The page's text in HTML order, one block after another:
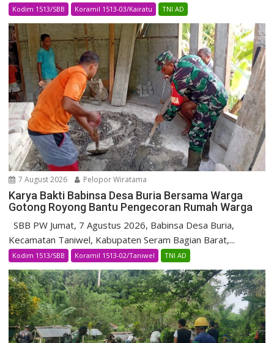
Kodim 1513/SBB Koramil 1513-03/Kairatu TNI AD
7 August 2026 Pelopor Wiratama
Karya Bakti Babinsa Desa Buria Bersama Warga
Gotong Royong Bantu Pengecoran Rumah Warga
SBB PW Jumat, 7 Agustus 2026, Babinsa Desa Buria,
Kecamatan Taniwel, Kabupaten Seram Bagian Barat,...
Kodim 1513/SBB Koramil 1513-02/Taniwel TNI AD